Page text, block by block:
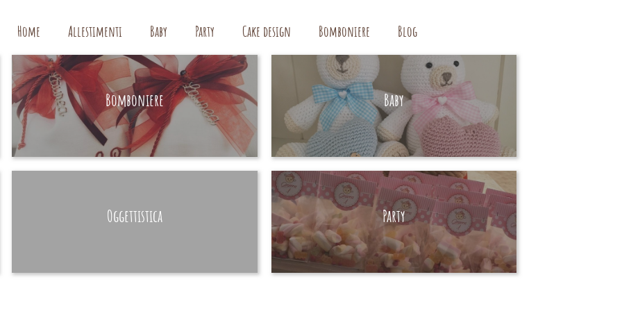
Home Allestimenti Baby Party Cake design Bomboniere Blog
Bomboniere
HAND MADE
Baby
HAND MADE
Oggettistica Party